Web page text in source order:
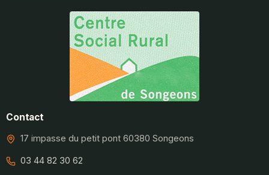
Contact
17 impasse du petit pont 60380 Songeons
03 44 82 30 62